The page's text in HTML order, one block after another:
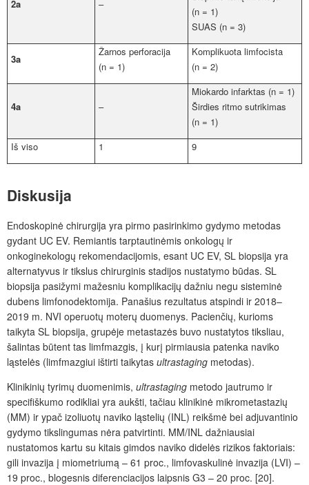
2a –
(n = 1)
SUAS (n = 3)
3a
Žarnos perforacija
(n = 1)
Komplikuota limfocista
(n = 2)
4a –
Miokardo infarktas (n = 1)
Širdies ritmo sutrikimas
(n = 1)
Iš viso
1 9
Diskusija
Endoskopinė chirurgija yra pirmo pasirinkimo gydymo metodas
gydant UC EV. Remiantis tarptautinėmis onkologų ir
onkoginekologų rekomendacijomis, esant UC EV, SL biopsija yra
alternatyvus ir tikslus chirurginis stadijos nustatymo būdas. SL
biopsija pasižymi mažesniu komplikacijų dažniu negu sisteminė
dubens limfonodektomija. Panašius rezultatus atspindi ir 2018–
2019 m. NVI operuotų moterų duomenys. Pacienčių, kurioms
taikyta SL biopsija, grupėje metastazės buvo nustatytos tiksliau,
šalintas būtent tas limfmazgis, į kurį pirmiausia patenka naviko
ląstelės (limfmazgiui ištirti taikytas ultrastaging metodas).
Klinikinių tyrimų duomenimis, ultrastaging metodo jautrumo ir
specifiškumo rodikliai yra aukšti, tačiau klinikinė mikrometastazių
(MM) ir ypač izoliuotų naviko ląstelių (INL) reikšmė bei adjuvantinio
gydymo tikslingumas nėra patvirtinti. MM/INL dažniausiai
nustatomos kartu su kitais gimdos naviko didelės rizikos faktoriais:
gili invazija į miometriumą – 61 proc., limfovaskulinė invazija (LVI) –
19 proc., blogesnis diferenciacijos laipsnis G3 – 20 proc. [20].